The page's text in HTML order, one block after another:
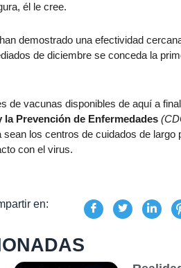
él le cree.
demostrado una efectividad
de diciembre se conceda la
de vacunas disponibles de aquí a
Prevención de Enfermedades
los centros de cuidados de largo
con el virus.
en: